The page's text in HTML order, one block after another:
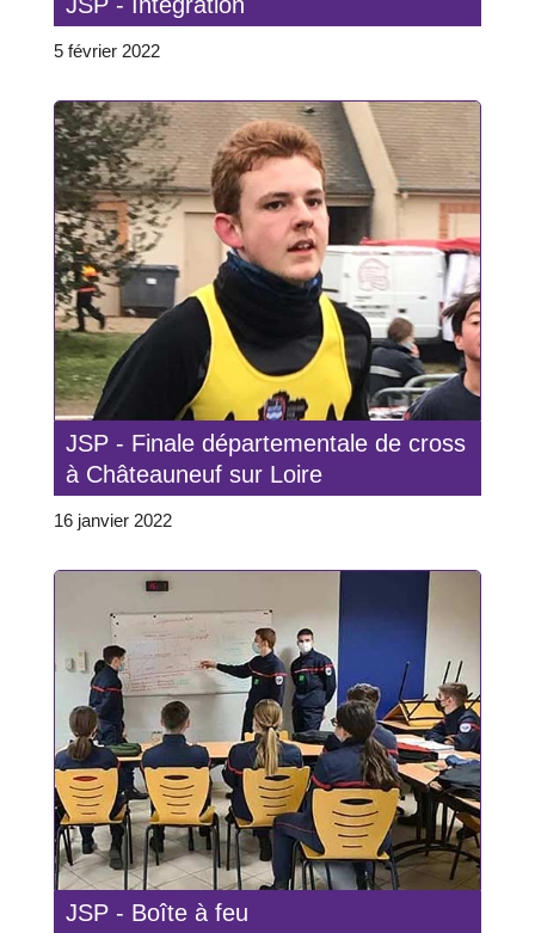
5 février 2022
JSP - Finale départementale de cross
à Châteauneuf sur Loire
16 janvier 2022
JSP - Boîte à feu